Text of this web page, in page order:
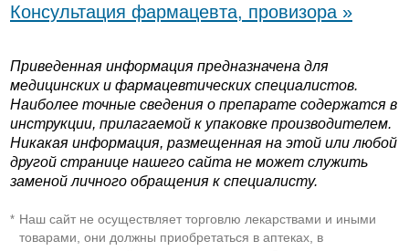
Консультация фармацевта, провизора »
Приведенная информация предназначена для
медицинских и фармацевтических специалистов.
Наиболее точные сведения о препарате содержатся в
инструкции, прилагаемой к упаковке производителем.
Никакая информация, размещенная на этой или любой
другой странице нашего сайта не может служить
заменой личного обращения к специалисту.
* Наш сайт не осуществляет торговлю лекарствами и иными
товарами, они должны приобретаться в аптеках, в